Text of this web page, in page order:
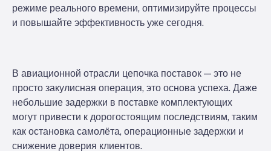
режиме реального времени, оптимизируйте процессы
и повышайте эффективность уже сегодня.
В авиационной отрасли цепочка поставок — это не
просто закулисная операция, это основа успеха. Даже
небольшие задержки в поставке комплектующих
могут привести к дорогостоящим последствиям, таким
как остановка самолёта, операционные задержки и
снижение доверия клиентов.